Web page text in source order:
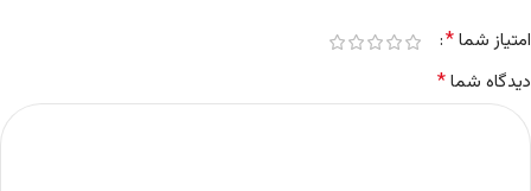
امتیاز شما*
دیدگاه شما*